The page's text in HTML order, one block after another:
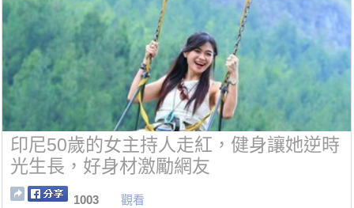
印尼50歲的女主持人走紅，健身讓她逆時
光生長，好身材激勵網友
1003 觀看